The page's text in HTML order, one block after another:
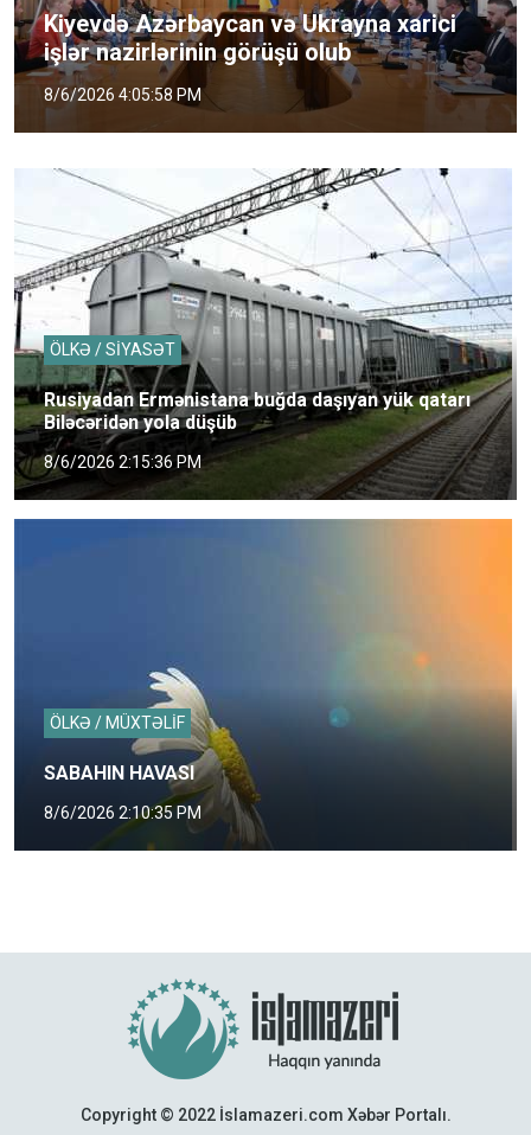
Kiyevdə Azərbaycan və Ukrayna xarici
işlər nazirlərinin görüşü olub
8/6/2026 4:05:58 PM
ÖLKƏ / SİYASƏT
Rusiyadan Ermənistana buğda daşıyan yük qatarı
Biləcəridən yola düşüb
8/6/2026 2:15:36 PM
ÖLKƏ / MÜXTƏLİF
SABAHIN HAVASI
8/6/2026 2:10:35 PM
Copyright © 2022 İslamazeri.com Xəbər Portalı.